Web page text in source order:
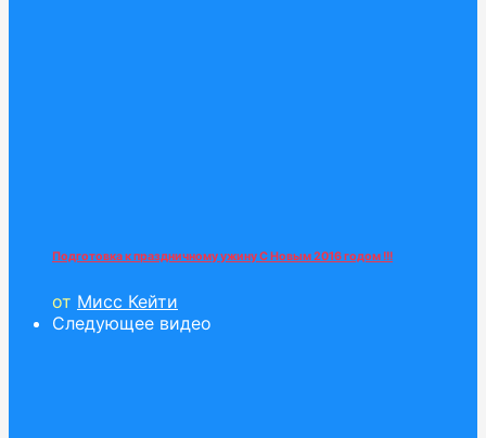
Подготовка к праздничному ужину С Новым 2016 годом !!!
от Мисс Кейти
Следующее видео